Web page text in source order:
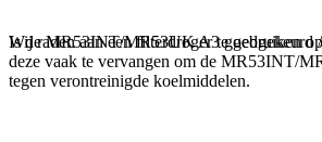
Wij raden aan een filterdroger te gebruiken
deze vaak te vervangen om de MR53INT/
tegen verontreinigde koelmiddelen.
Is de MR53INT/MR53UK A3 goedgekeurd